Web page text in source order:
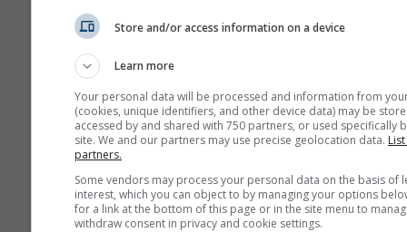
Store and/or access information on a device
Learn more
Your personal data will be processed and information from
(cookies, unique identifiers, and other device data) may be
accessed by and shared with 750 partners, or used specifically
site. We and our partners may use precise geolocation data.
partners.
Some vendors may process your personal data on the basis of
interest, which you can object to by managing your options
for a link at the bottom of this page or in the site menu to
withdraw consent in privacy and cookie settings.